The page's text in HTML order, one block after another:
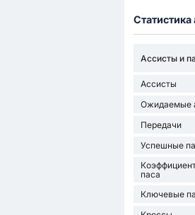
Ассисты и
Ассисты
Ожидаемые
Передачи
Успешные
паса
Ключевые